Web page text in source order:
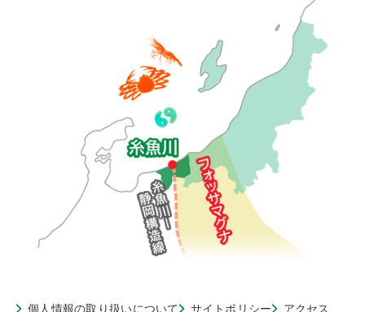
個人情報の取り扱いについて サイトポリシー アクセス